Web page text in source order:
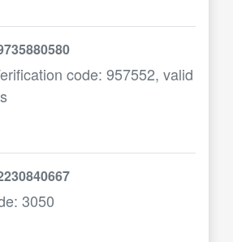
code: 957552, valid
3050